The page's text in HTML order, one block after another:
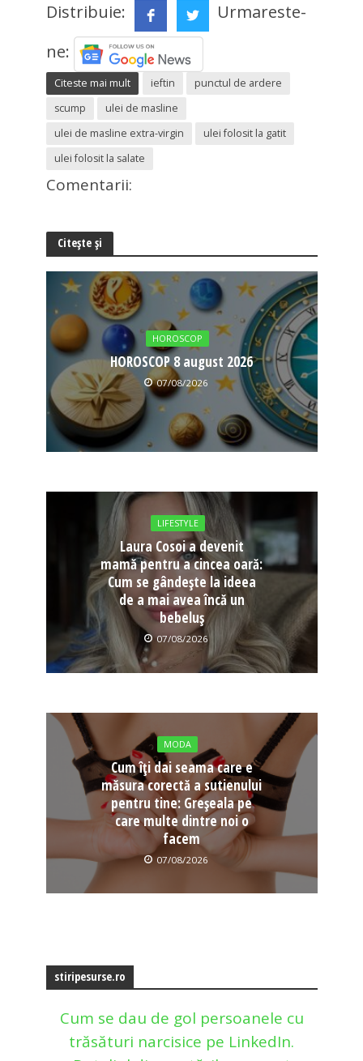
Distribuie:
Urmareste-
ne:
Citeste mai mult ieftin
punctul de ardere
scump
ulei de masline
ulei de masline extra-virgin
ulei folosit la gatit
ulei folosit la salate
Comentarii:
Citește și
HOROSCOP
HOROSCOP 8 august 2026
07/08/2026
LIFESTYLE
Laura Cosoi a devenit
mamă pentru a cincea oară:
Cum se gândește la ideea
de a mai avea încă un
bebeluș
07/08/2026
MODA
Cum îți dai seama care e
măsura corectă a sutienului
pentru tine: Greșeala pe
care multe dintre noi o
facem
07/08/2026
stiripesurse.ro
Cum se dau de gol persoanele cu
trăsături narcisice pe LinkedIn.